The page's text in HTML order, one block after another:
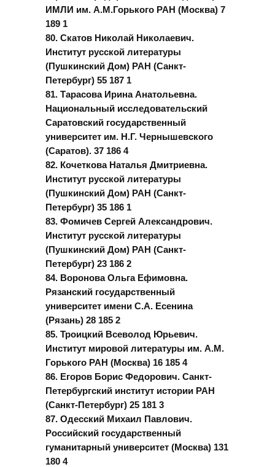
ИМЛИ им. А.М.Горького РАН (Москва) 7
189 1
80. Скатов Николай Николаевич.
Институт русской литературы
(Пушкинский Дом) РАН (Санкт-
Петербург) 55 187 1
81. Тарасова Ирина Анатольевна.
Национальный исследовательский
Саратовский государственный
университет им. Н.Г. Чернышевского
(Саратов). 37 186 4
82. Кочеткова Наталья Дмитриевна.
Институт русской литературы
(Пушкинский Дом) РАН (Санкт-
Петербург) 35 186 1
83. Фомичев Сергей Александрович.
Институт русской литературы
(Пушкинский Дом) РАН (Санкт-
Петербург) 23 186 2
84. Воронова Ольга Ефимовна.
Рязанский государственный
университет имени С.А. Есенина
(Рязань) 28 185 2
85. Троицкий Всеволод Юрьевич.
Институт мировой литературы им. А.М.
Горького РАН (Москва) 16 185 4
86. Егоров Борис Федорович. Санкт-
Петербургский институт истории РАН
(Санкт-Петербург) 25 181 3
87. Одесский Михаил Павлович.
Российский государственный
гуманитарный университет (Москва) 131
180 4